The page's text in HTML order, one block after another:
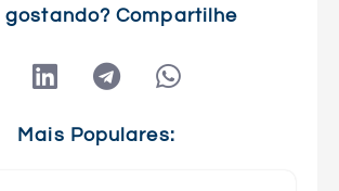
gostando? Compartilhe
Mais Populares: